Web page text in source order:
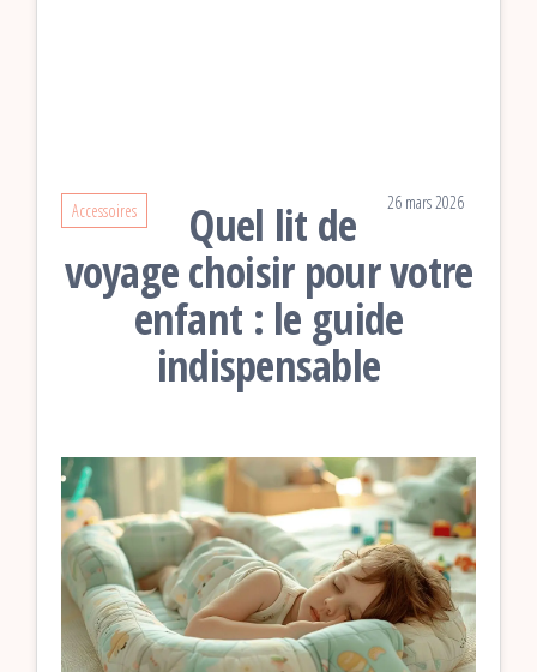
Accessoires 26 mars 2026
Quel lit de
voyage choisir pour votre
enfant : le guide
indispensable